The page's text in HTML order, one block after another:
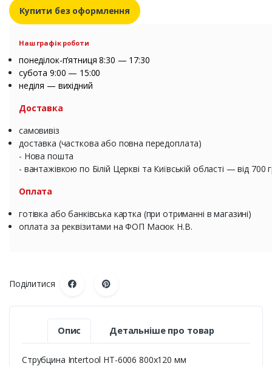
Купити без оформлення
Наш графік роботи
понеділок-п’ятниця 8:30 — 17:30
субота 9:00 — 15:00
неділя — вихідний
Доставка
самовивіз
доставка (часткова або повна передоплата)
- Нова пошта
- вантажівкою по Білій Церкві та Київській області — від 700
Оплата
готівка або банківська картка (при отриманні в магазині)
оплата за реквізитами на ФОП Масюк Н.В.
Поділитися
Опис Детальніше про товар
Струбцина Intertool HT-6006 800х120 мм